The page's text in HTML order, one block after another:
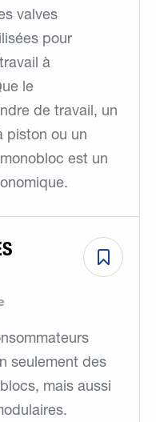
valves
pour
à
le
de travail, un
piston ou un
est un
seulement des
mais aussi